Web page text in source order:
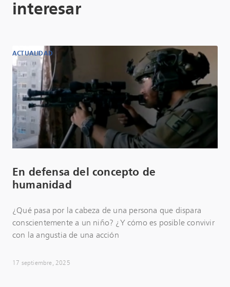
interesar
ACTUALIDAD
En defensa del concepto de
humanidad
¿Qué pasa por la cabeza de una persona que dispara
conscientemente a un niño? ¿Y cómo es posible convivir
con la angustia de una acción
17 septiembre, 2025